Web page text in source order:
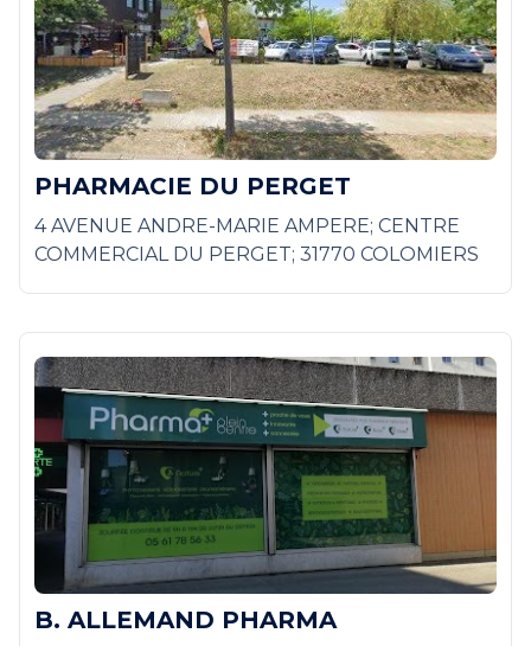
PHARMACIE DU PERGET
4 AVENUE ANDRE-MARIE AMPERE; CENTRE
COMMERCIAL DU PERGET; 31770 COLOMIERS
B. ALLEMAND PHARMA